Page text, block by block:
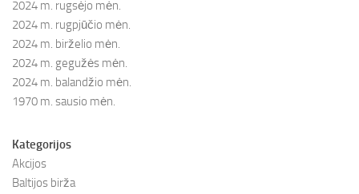
2024 m. rugsėjo mėn.
2024 m. rugpjūčio mėn.
2024 m. birželio mėn.
2024 m. gegužės mėn.
2024 m. balandžio mėn.
1970 m. sausio mėn.
Kategorijos
Akcijos
Baltijos birža